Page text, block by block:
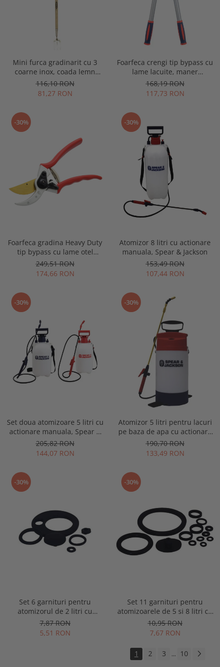
Mini furca gradinarit cu 3
coarne inox, coada lemn
extralung, Spear & Jackson
Traditional Stainless
116,10 RON
81,27 RON
Foarfeca crengi tip bypass cu
lame lacuite, maner
telescopic, Spear & Jackson
Razorsharp Steel
168,19 RON
117,73 RON
-30%
Foarfeca gradina Heavy Duty
tip bypass cu lame otel
carbon cu titan, manere
aluminiu, Spear & Jackson
Razorsharp Pro
249,51 RON
174,66 RON
-30%
Atomizor 8 litri cu actionare
manuala, Spear & Jackson
153,49 RON
107,44 RON
-30%
Set doua atomizoare 5 litri cu
actionare manuala, Spear &
Jackson
205,82 RON
144,07 RON
-30%
Atomizor 5 litri pentru lacuri
pe baza de apa cu actionare
manuala, Spear & Jackson
190,70 RON
133,49 RON
-30%
Set 6 garnituri pentru
atomizorul de 2 litri cu
actionare manuala, Spear &
Jackson
7,87 RON
5,51 RON
-30%
Set 11 garnituri pentru
atomizoarele de 5 si 8 litri cu
actionare manuala, Spear &
Jackson
10,95 RON
7,67 RON
1 2 3 ... 10